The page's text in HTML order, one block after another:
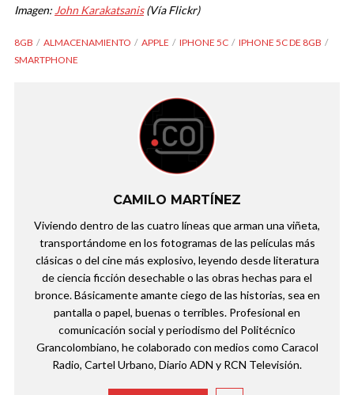
Imagen:John Karakatsanis(Vía Flickr)
8GB ALMACENAMIENTO APPLE IPHONE 5C
IPHONE 5C DE 8GB
SMARTPHONE
CAMILO MARTÍNEZ
Viviendo dentro de las cuatro líneas que arman una viñeta,
transportándome en los fotogramas de las películas más
clásicas o del cine más explosivo, leyendo desde literatura
de ciencia ficción desechable o las obras hechas para el
bronce. Básicamente amante ciego de las historias, sea en
pantalla o papel, buenas o terribles. Profesional en
comunicación social y periodismo del Politécnico
Grancolombiano, he colaborado con medios como Caracol
Radio, Cartel Urbano, Diario ADN y RCN Televisión.